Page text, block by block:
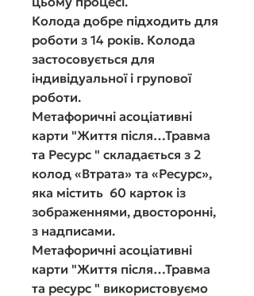
Колода добре підходить для
роботи з 14 років. Колода
застосовується для
індивідуальної і групової
роботи.
Метафоричні асоціативні
карти "Життя після…Травма
та Ресурс " складається з 2
колод «Втрата» та «Ресурс»,
яка містить 60 карток із
зображеннями, двосторонні,
з надписами.
Метафоричні асоціативні
карти "Життя після…Травма
та ресурс " використовуємо